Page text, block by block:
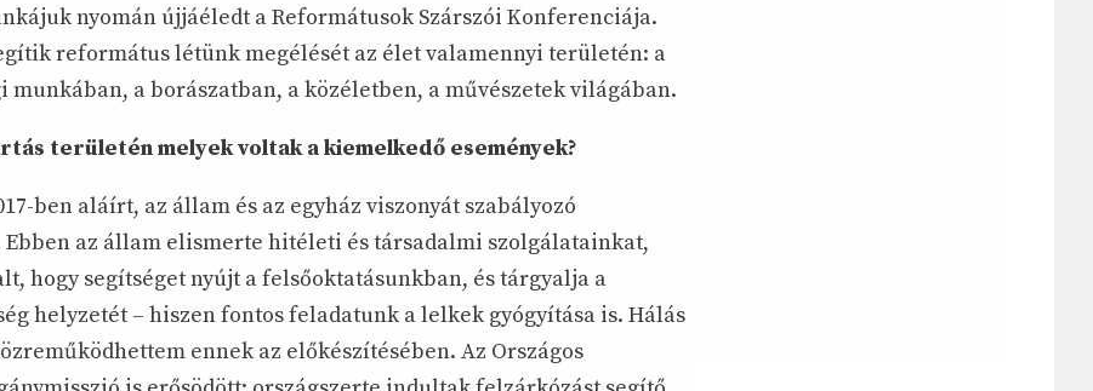
nyomán újjáéledt a Reformátusok Szárszói Konferenciája.
református létünk megélését az élet valamennyi területén: a
munkában, a borászatban, a közéletben, a művészetek világában.
területén melyek voltak a kiemelkedő események?
ben aláírt, az állam és az egyház viszonyát szabályozó
Ebben az állam elismerte hitéleti és társadalmi szolgálatainkat,
hogy segítséget nyújt a felsőoktatásunkban, és tárgyalja a
helyzetét – hiszen fontos feladatunk a lelkek gyógyítása is. Hálás
ennek az előkészítésében. Az Országos